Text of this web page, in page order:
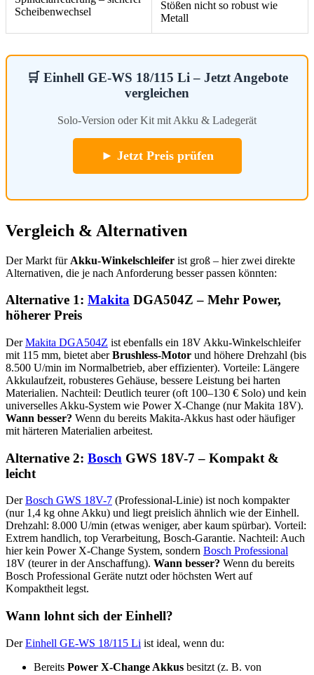
Scheibenwechsel
Stößen nicht so robust wie
Metall
🛒 Einhell GE-WS 18/115 Li – Jetzt Angebote
vergleichen
Solo-Version oder Kit mit Akku & Ladegerät
► Jetzt Preis prüfen
Vergleich & Alternativen
Der Markt für Akku-Winkelschleifer ist groß – hier zwei direkte
Alternativen, die je nach Anforderung besser passen könnten:
Alternative 1: Makita DGA504Z – Mehr Power,
höherer Preis
DerMakita DGA504Z ist ebenfalls ein 18V Akku-Winkelschleifer
mit 115 mm, bietet aberBrushless-Motor und höhere Drehzahl (bis
8.500 U/min im Normalbetrieb, aber effizienter). Vorteile: Längere
Akkulaufzeit, robusteres Gehäuse, bessere Leistung bei harten
Materialien. Nachteil: Deutlich teurer (oft 100–130 € Solo) und kein
universelles Akku-System wie Power X-Change (nur Makita 18V).
Wann besser? Wenn du bereits Makita-Akkus hast oder häufiger
mit härteren Materialien arbeitest.
Alternative 2: Bosch GWS 18V-7 – Kompakt &
leicht
DerBosch GWS 18V-7 (Professional-Linie) ist noch kompakter
(nur 1,4 kg ohne Akku) und liegt preislich ähnlich wie der Einhell.
Drehzahl: 8.000 U/min (etwas weniger, aber kaum spürbar). Vorteil:
Extrem handlich, top Verarbeitung, Bosch-Garantie. Nachteil: Auch
hier kein Power X-Change System, sondern Bosch Professional
18V (teurer in der Anschaffung). Wann besser? Wenn du bereits
Bosch Professional Geräte nutzt oder höchsten Wert auf
Kompaktheit legst.
Wann lohnt sich der Einhell?
DerEinhell GE-WS 18/115 Li ist ideal, wenn du:
Bereits Power X-Change Akkus besitzt (z. B. von